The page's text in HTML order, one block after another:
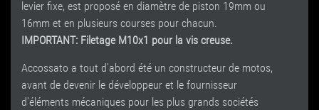
levier fixe, est proposé en diamètre de piston 19mm ou
16mm et en plusieurs courses pour chacun.
IMPORTANT: Filetage M10x1 pour la vis creuse.
Accossato a tout d'abord été un constructeur de motos,
avant de devenir le développeur et le fournisseur
d'éléments mécaniques pour les plus grands sociétés